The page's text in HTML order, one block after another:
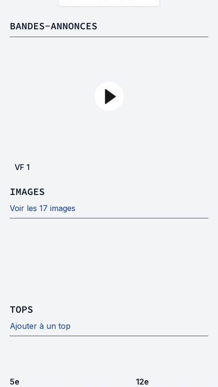
BANDES-ANNONCES
VF 1
IMAGES
Voir les 17 images
TOPS
Ajouter à un top
5e 12e